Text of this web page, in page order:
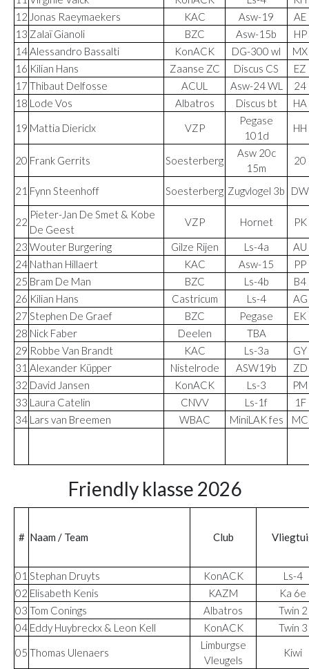
12 Jonas Raeymaekers KAC Asw-19
AE
13 Zalaï Gianoli BZC Asw-15b
HP
14Alessandro Bassalti KonACK DG-300 wl
MX
16 Kilian Hans Zaanse ZC Discus CS
EZ
17 Thibaut Delfosse ACUL Asw-24 WL
24
18 Lode Vos Albatros Discus bt
HA
19 Mattia Diericlx VZP
Pegase
101d
HH
20 Frank Gerrits Soesterberg
Asw 20c
15m
20
21 Fynn Steenhoff Soesterberg Zugvlogel 3b DW
22
Pieter-Jan De Smet & Kobe
De Geest
VZP Hornet
PK
23 Wouter Burgering Gilze Rijen Ls-4a
AU
24 Nathan Hillaert KAC Asw-15
PP
25 Bram De Man BZC Ls-4b
B4
26 Kilian Hans Castricum Ls-4
AG
27 Stephen De Graef BZC Pegase
EK
28 Nick Faber Deelen
TBA
29 Robbe Van Brandt KAC Ls-3a
GY
31 Alexander Küpper Nistelrode ASW19b
ZD
32 David Jansen KonACK Ls-3
PM
33 Laura Catelin CNVV Ls-1f
1F
34 Lars van Breemen WBAC MiniLAK fes MC
Friendly klasse 2026
# Naam / Team Club
01 Stephan Druyts KonACK
Ls-4
02 Elisabeth Kenis KAZM
Ka 6e
03 Tom Conings Albatros
Twin 2
04 Eddy Huybreckx & Leon Kell KonACK
Twin 3
05 Thomas Ulenaers
Limburgse
Vleugels
Kiwi